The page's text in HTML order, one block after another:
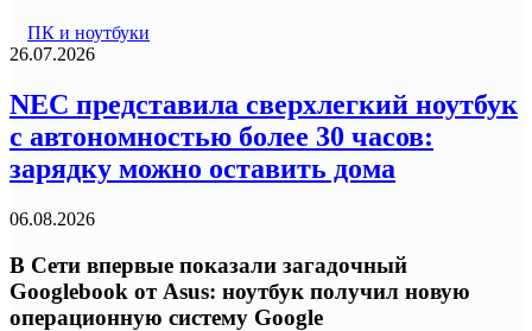
ПК и ноутбуки
26.07.2026
NEC представила сверхлегкий ноутбук
с автономностью более 30 часов:
зарядку можно оставить дома
06.08.2026
В Сети впервые показали загадочный
Googlebook от Asus: ноутбук получил новую
операционную систему Google